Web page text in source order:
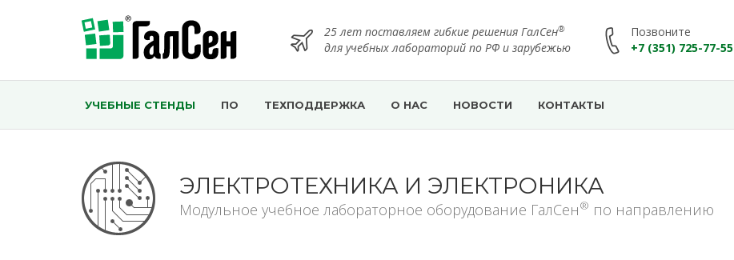
25 лет поставляем гибкие решения ГалСен®
для учебных лабораторий по РФ и зарубежью
Позвоните
+7 (351) 725-77-55
УЧЕБНЫЕ СТЕНДЫ ПО ТЕХПОДДЕРЖКА О НАС НОВОСТИ КОНТАКТЫ
ЭЛЕКТРОТЕХНИКА И ЭЛЕКТРОНИКА
Модульное учебное лабораторное оборудование ГалСен® по направлению